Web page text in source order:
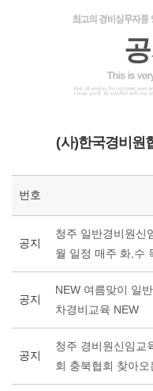
(사)한국경비원
번호
공지
청주 일반경비원신
월 일정 매주 화,수
공지
NEW 여름맞이 일
차경비교육 NEW
공지
청주 경비원신임교
회 충북협회 찾아오